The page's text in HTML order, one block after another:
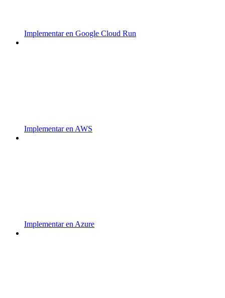
Implementar en Google Cloud Run
Implementar en AWS
Implementar en Azure